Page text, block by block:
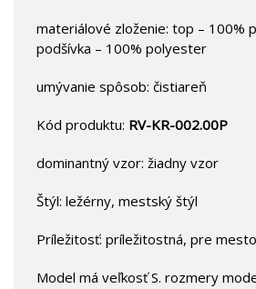
materiálové zloženie: top – 100%
podšívka – 100% polyester
umývanie spôsob: čistiareň
Kód produktu: RV-KR-002.00P
dominantný vzor: žiadny vzor
Štýl: ležérny, mestský štýl
Príležitosť: príležitostná, pre mesto
Model má veľkosť S. rozmery